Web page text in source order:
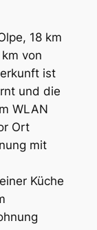
18 km
von
ist
und die
WLAN
Ort
mit
Küche